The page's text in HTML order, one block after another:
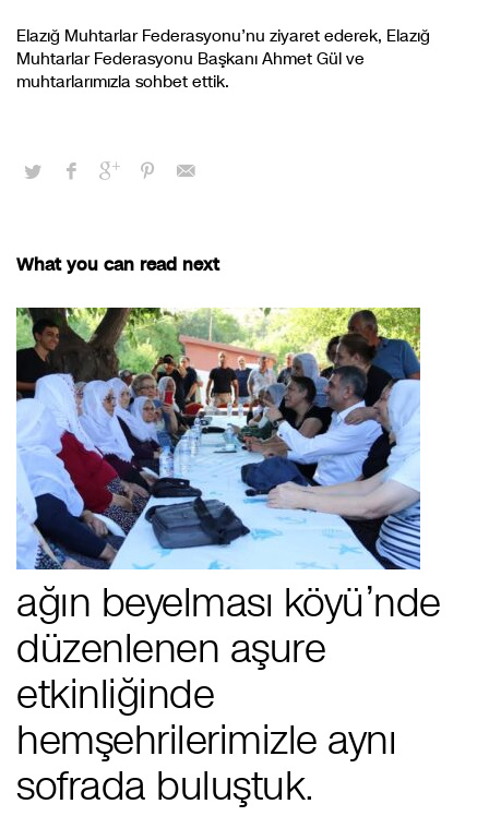
Elazığ Muhtarlar Federasyonu’nu ziyaret ederek, Elazığ
Muhtarlar Federasyonu Başkanı Ahmet Gül ve
muhtarlarımızla sohbet ettik.
What you can read next
ağın beyelması köyü’nde
düzenlenen aşure
etkinliğinde
hemşehrilerimizle aynı
sofrada buluştuk.